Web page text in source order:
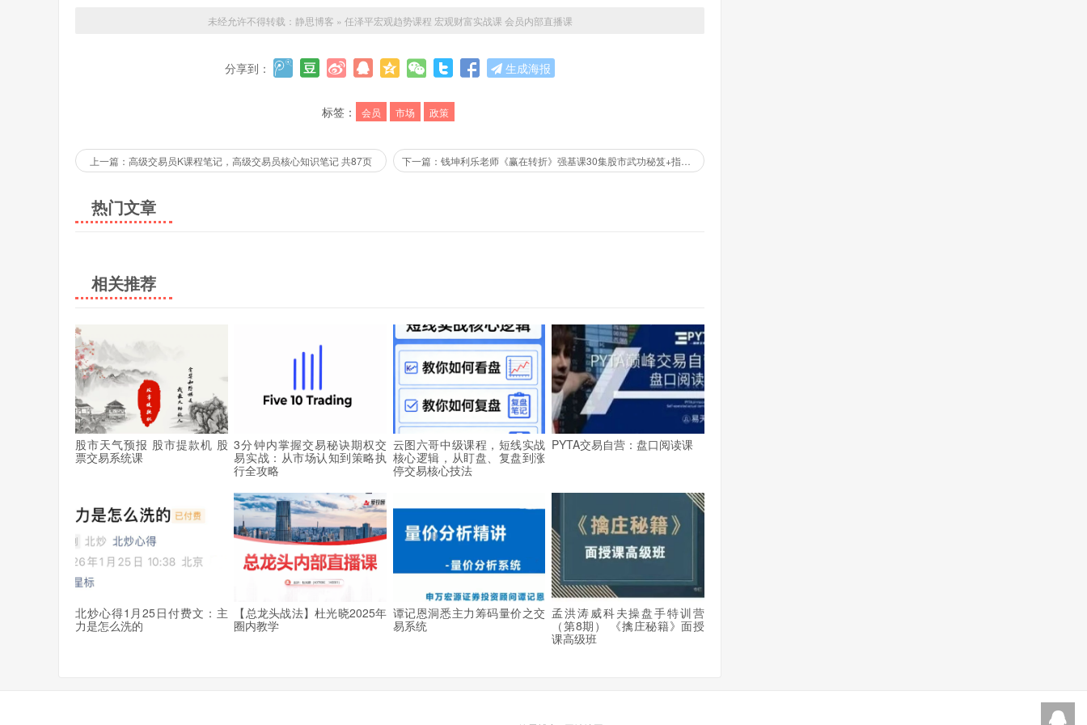
未经允许不得转载： 静思博客 » 任泽平宏观趋势课程 宏观财富实战课 会员内部直播课
分享到： 生成海报
标签： 会员 市场 政策
上一篇：高级交易员K课程笔记，高级交易员核心知识笔记 共87页 下一篇：钱坤利乐老师《赢在转折》强基课30集股市武功秘笈+指标资料
热门文章
相关推荐
股市天气预报 股市提款机 股
票交易系统课
3分钟内掌握交易秘诀期权交
易实战：从市场认知到策略执
行全攻略
云图六哥中级课程，短线实战
核心逻辑，从盯盘、复盘到涨
停交易核心技法
PYTA交易自营：盘口阅读课
北炒心得1月25日付费文：主
力是怎么洗的
【总龙头战法】杜光晓2025年
圈内教学
谭记恩洞悉主力筹码量价之交
易系统
孟洪涛威科夫操盘手特训营
（第8期） 《擒庄秘籍》面授
课高级班